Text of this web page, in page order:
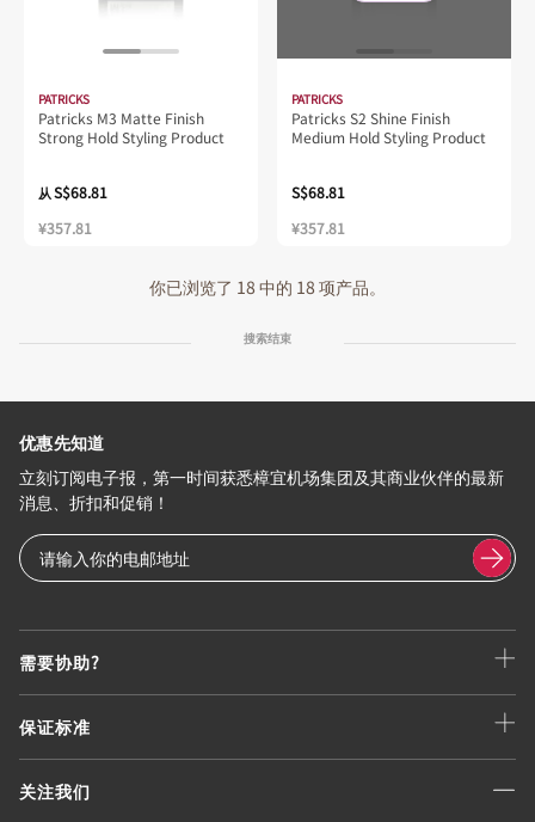
PATRICKS
Patricks M3 Matte Finish
Strong Hold Styling Product
从S$68.81
¥357.81
PATRICKS
Patricks S2 Shine Finish
Medium Hold Styling Product
S$68.81
¥357.81
你已浏览了 18 中的 18 项产品。
搜索结束
需要协助?
保证标准
关注我们
优惠先知道
立刻订阅电子报，第一时间获悉樟宜机场集团及其商业伙伴的最新
消息、折扣和促销！